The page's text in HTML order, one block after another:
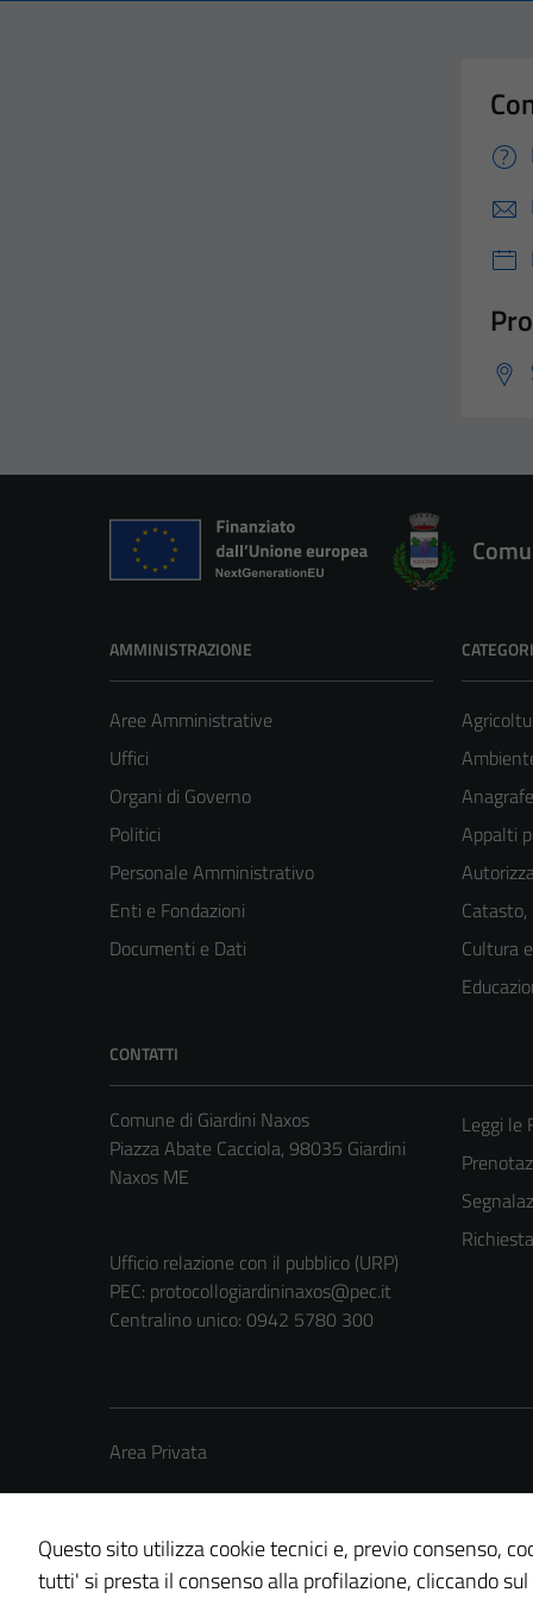
AMMINISTRAZIONE
Aree Amministrative
Uffici
Organi di Governo
Politici
Personale Amministrativo
Enti e Fondazioni
Documenti e Dati
Appalti
Catasto,
Cultura
CONTATTI
Comune di Giardini Naxos
Piazza Abate Cacciola, 98035 Giardini
Naxos ME
Ufficio relazione con il pubblico (URP)
PEC: protocollogiardininaxos@pec.it
Centralino unico: 0942 5780 300
Leggi le
Area Privata
Questo sito utilizza cookie tecnici e, previo consenso,
tutti' si presta il consenso alla profilazione, cliccando